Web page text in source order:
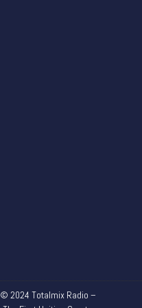
© 2024 Totalmix Radio –